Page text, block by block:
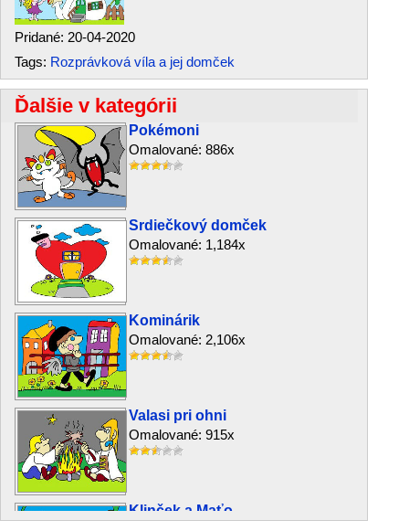
Pridané: 20-04-2020
Tags: Rozprávková víla a jej domček
Ďalšie v kategórii
Pokémoni
Omalované: 886x
Srdiečkový domček
Omalované: 1,184x
Kominárik
Omalované: 2,106x
Valasi pri ohni
Omalované: 915x
Klinček a Maťo